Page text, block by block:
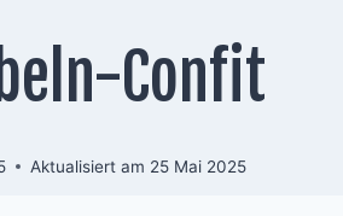
Confit
Aktualisiert am 25 Mai 2025